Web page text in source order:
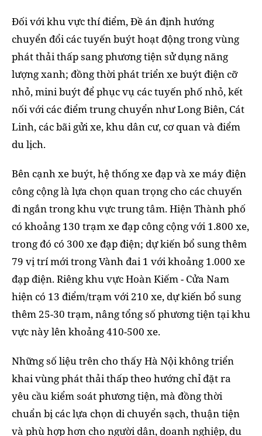
Đối với khu vực thí điểm, Đề án định hướng
chuyển đổi các tuyến buýt hoạt động trong vùng
phát thải thấp sang phương tiện sử dụng năng
lượng xanh; đồng thời phát triển xe buýt điện cỡ
nhỏ, mini buýt để phục vụ các tuyến phố nhỏ, kết
nối với các điểm trung chuyển như Long Biên, Cát
Linh, các bãi gửi xe, khu dân cư, cơ quan và điểm
du lịch.
Bên cạnh xe buýt, hệ thống xe đạp và xe máy điện
công cộng là lựa chọn quan trọng cho các chuyến
đi ngắn trong khu vực trung tâm. Hiện Thành phố
có khoảng 130 trạm xe đạp công cộng với 1.800 xe,
trong đó có 300 xe đạp điện; dự kiến bổ sung thêm
79 vị trí mới trong Vành đai 1 với khoảng 1.000 xe
đạp điện. Riêng khu vực Hoàn Kiếm - Cửa Nam
hiện có 13 điểm/trạm với 210 xe, dự kiến bổ sung
thêm 25-30 trạm, nâng tổng số phương tiện tại khu
vực này lên khoảng 410-500 xe.
Những số liệu trên cho thấy Hà Nội không triển
khai vùng phát thải thấp theo hướng chỉ đặt ra
yêu cầu kiểm soát phương tiện, mà đồng thời
chuẩn bị các lựa chọn di chuyển sạch, thuận tiện
và phù hợp hơn cho người dân, doanh nghiệp, du